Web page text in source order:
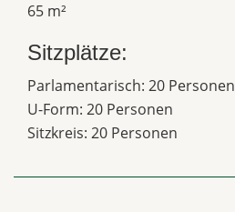
65 m²
Sitzplätze:
Parlamentarisch: 20 Personen
U-Form: 20 Personen
Sitzkreis: 20 Personen